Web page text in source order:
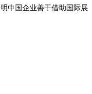
中国企业善于借助国际展